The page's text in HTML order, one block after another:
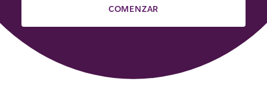
COMENZAR